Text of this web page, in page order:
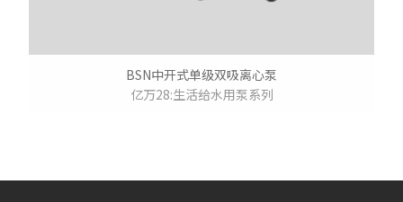
BSN中开式单级双吸离心泵
亿万28:生活给水用泵系列